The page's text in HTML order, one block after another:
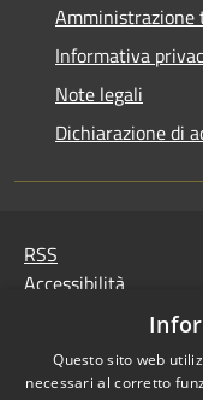
Amministrazione
Informativa
Note legali
Dichiarazione di
RSS
Accessibilità
Mappa del sito
Questo sito web
necessari al corretto